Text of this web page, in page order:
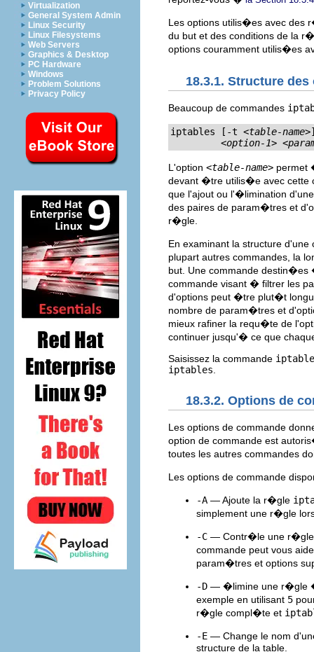
Virtualization
General System Admin
Linux Security
Linux Filesystems
Web Servers
Graphics & Desktop
PC Hardware
Windows
Problem Solutions
Privacy Policy
Les options utilis�es avec des
du but et des conditions de la
options couramment utilis�es
18.3.1. Structure
Beaucoup de commandes
iptables [-t <table-name>
<option-1>
L'option <table-name> permet
devant �tre utilis�e avec cette
que l'ajout ou l'�limination
des paires de param�tres et
r�gle.
En examinant la structure
plupart autres commandes, la
but. Une commande
commande visant � filtrer les
d'options peut �tre plut�t
nombre de param�tres et
mieux rafiner la requ�te de
continuer jusqu'� ce que
Saisissez la commande
iptables
18.3.2. Options de
Les options de commande
option de commande est
toutes les autres commandes
Les options de commande
-A — Ajoute la r�gle
simplement une r�gle
-C — Contr�le une r�gle
commande peut vous
param�tres et options
-D — �limine une r�gle
exemple en utilisant 5
r�gle compl�te et
-E — Change le nom
structure de la table.